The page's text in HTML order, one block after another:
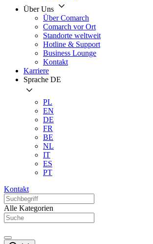
Über Uns
Über Comarch
Comarch vor Ort
Standorte weltweit
Hotline & Support
Business Lounge
Kontakt
Karriere
Sprache DE
PL
EN
DE
FR
BE
NL
IT
ES
PT
Kontakt
Alle Kategorien